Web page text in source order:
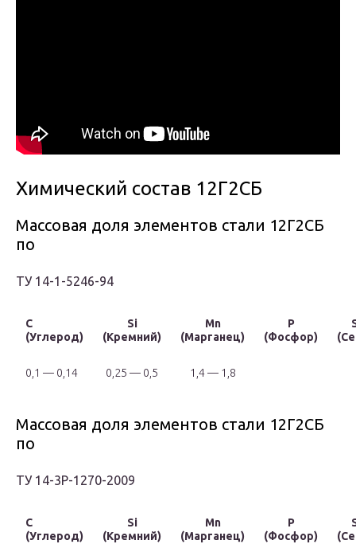
Химический состав 12Г2СБ
Массовая доля элементов стали 12Г2СБ
по
ТУ 14-1-5246-94
C
(Углерод)
Si
(Кремний)
Mn
(Марганец)
P
(Фосфор)
0,1 — 0,14 0,25 — 0,5 1,4 — 1,8
Массовая доля элементов стали 12Г2СБ
по
ТУ 14-3Р-1270-2009
C
(Углерод)
Si
(Кремний)
Mn
(Марганец)
P
(Фосфор)